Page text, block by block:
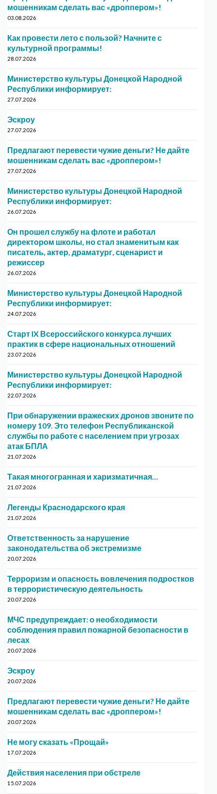
мошенникам сделать вас «дроппером»!
03.08.2026
Как провести лето с пользой? Начните с
культурной программы!
28.07.2026
Министерство культуры Донецкой Народной
Республики информирует:
27.07.2026
Эскроу
27.07.2026
Предлагают перевести чужие деньги? Не дайте
мошенникам сделать вас «дроппером»!
27.07.2026
Министерство культуры Донецкой Народной
Республики информирует:
26.07.2026
Он прошел службу на флоте и работал
директором школы, но стал знаменитым как
писатель, актер, драматург, сценарист и
режиссер
26.07.2026
Министерство культуры Донецкой Народной
Республики информирует:
24.07.2026
Старт IX Всероссийского конкурса лучших
практик в сфере национальных отношений
23.07.2026
Министерство культуры Донецкой Народной
Республики информирует:
22.07.2026
При обнаружении вражеских дронов звоните по
номеру 109. Это телефон Республиканской
службы по работе с населением при угрозах
атак БПЛА
21.07.2026
Такая многогранная и харизматичная…
21.07.2026
Легенды Краснодарского края
21.07.2026
Ответственность за нарушение
законодательства об экстремизме
20.07.2026
Терроризм и опасность вовлечения подростков
в террористическую деятельность
20.07.2026
МЧС предупреждает: о необходимости
соблюдения правил пожарной безопасности в
лесах
20.07.2026
Эскроу
20.07.2026
Предлагают перевести чужие деньги? Не дайте
мошенникам сделать вас «дроппером»!
20.07.2026
Не могу сказать «Прощай»
17.07.2026
Действия населения при обстреле
15.07.2026